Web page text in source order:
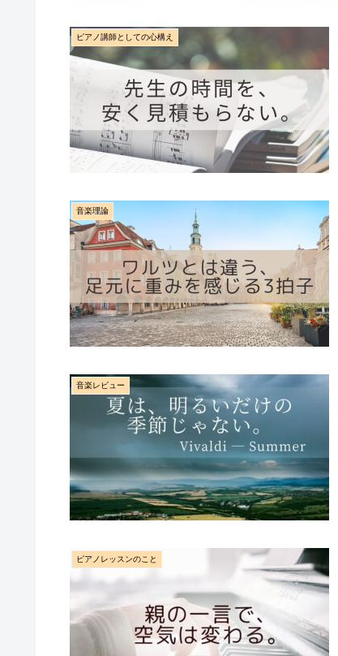
ピアノ講師としての心構え
音楽理論
音楽レビュー
ピアノレッスンのこと